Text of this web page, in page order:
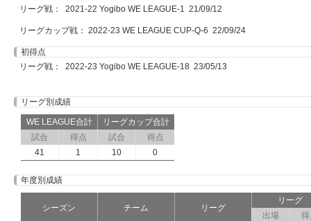
リーグ戦： 2021-22 Yogibo WE LEAGUE-1 21/09/12
リーグカップ戦： 2022-23 WE LEAGUE CUP-Q-6 22/09/24
初得点
リーグ戦： 2022-23 Yogibo WE LEAGUE-18 23/05/13
リーグ別成績
WE LEAGUE合計
リーグカップ合計
試合
得点 試合
得点
41
1 10 0
年度別成績
シーズン チーム リーグ
リーグ
出場
得